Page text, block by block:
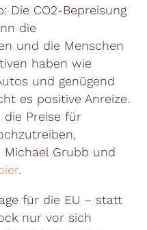
Die CO2-Bepreisung
die
und die Menschen
haben wie
und genügend
es positive Anreize.
die Preise für
Michael Grubb und
.
für die EU – statt
nur vor sich